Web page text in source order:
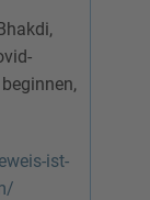
ist-